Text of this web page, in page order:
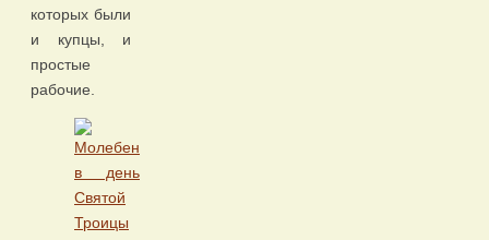
которых были
и купцы, и
простые
рабочие.